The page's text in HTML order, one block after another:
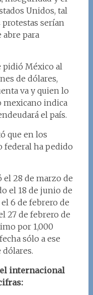
Unidos, tal
protestas serían
abre para
pidió México al
de dólares,
va y quien lo
mexicano indica
el país.
que en los
federal ha pedido
28 de marzo de
el 18 de junio de
6 de febrero de
27 de febrero de
por 1,000
sólo a ese
internacional